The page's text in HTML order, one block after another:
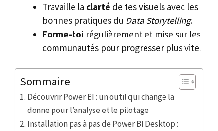
Travaille la clarté de tes visuels avec les
bonnes pratiques du Data Storytelling.
Forme-toi régulièrement et mise sur les
communautés pour progresser plus vite.
Sommaire
Découvrir Power BI : un outil qui change la
donne pour l’analyse et le pilotage
Installation pas à pas de Power BI Desktop :